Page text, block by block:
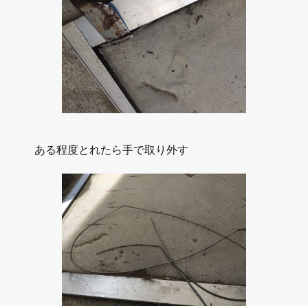
ある程度とれたら手で取り外す